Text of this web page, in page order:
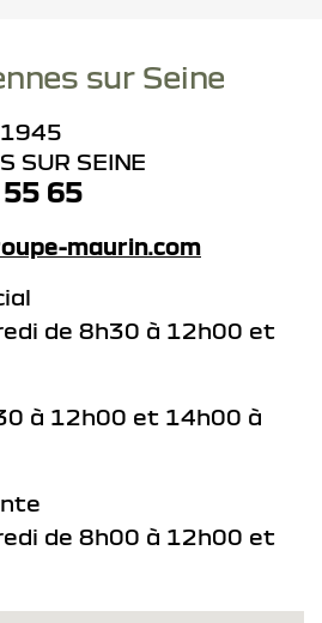
sur Seine
SUR SEINE
65
maurin.com
de 8h30 à 12h00 et
à 12h00 et 14h00 à
de 8h00 à 12h00 et